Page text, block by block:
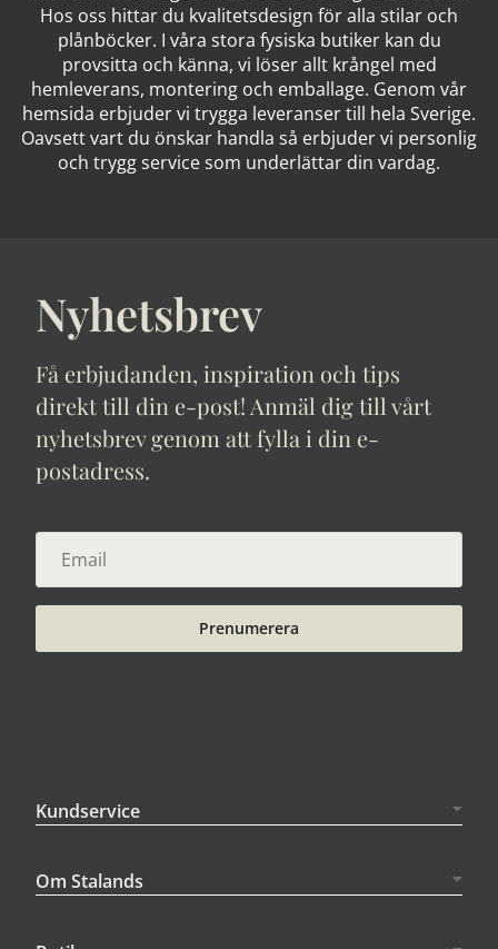
Hos oss hittar du kvalitetsdesign för alla stilar och
plånböcker. I våra stora fysiska butiker kan du
provsitta och känna, vi löser allt krångel med
hemleverans, montering och emballage. Genom vår
hemsida erbjuder vi trygga leveranser till hela Sverige.
Oavsett vart du önskar handla så erbjuder vi personlig
och trygg service som underlättar din vardag.
Nyhetsbrev
Få erbjudanden, inspiration och tips
direkt till din e-post! Anmäl dig till vårt
nyhetsbrev genom att fylla i din e-
postadress.
Prenumerera
Kundservice
Om Stalands